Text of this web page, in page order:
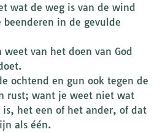
wat de weg is van de wind
in de gevulde
weet van het doen van God
ochtend en gun ook tegen de
rust; want je weet niet wat
is, het een of het ander, of dat
als één.